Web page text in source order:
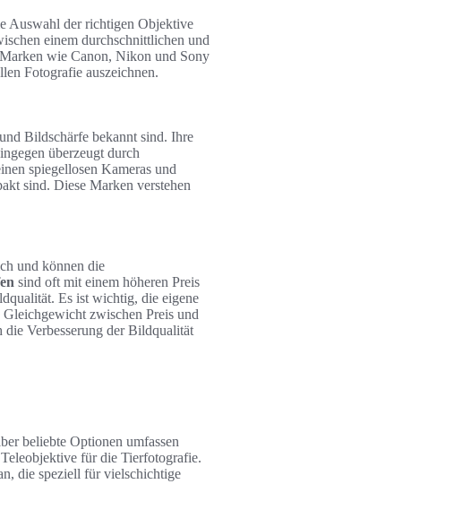
Auswahl der richtigen Objektive
einem durchschnittlichen und
wie Canon, Nikon und Sony
Fotografie auszeichnen.
Bildschärfe bekannt sind. Ihre
überzeugt durch
spiegellosen Kameras und
sind. Diese Marken verstehen
und können die
sind oft mit einem höheren Preis
Es ist wichtig, die eigene
zwischen Preis und
Verbesserung der Bildqualität
beliebte Optionen umfassen
für die Tierfotografie.
die speziell für vielschichtige